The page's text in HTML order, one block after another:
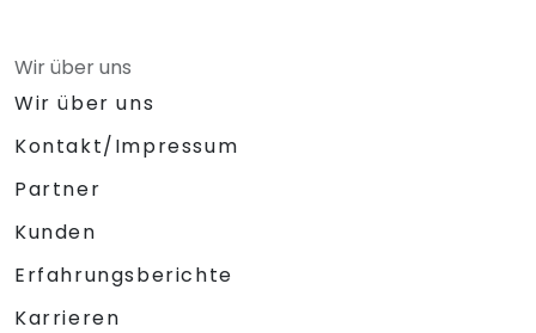
Wir über uns
Wir über uns
Kontakt/Impressum
Partner
Kunden
Erfahrungsberichte
Karrieren